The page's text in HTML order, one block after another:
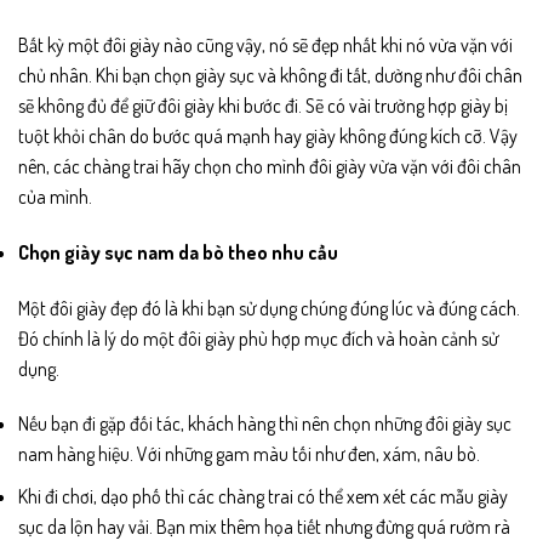
Bất kỳ một đôi giày nào cũng vậy, nó sẽ đẹp nhất khi nó vừa vặn với
chủ nhân. Khi bạn chọn giày sục và không đi tất, dường như đôi chân
sẽ không đủ để giữ đôi giày khi bước đi. Sẽ có vài trường hợp giày bị
tuột khỏi chân do bước quá mạnh hay giày không đúng kích cỡ. Vậy
nên, các chàng trai hãy chọn cho mình đôi giày vừa vặn với đôi chân
của mình.
Chọn giày sục nam da bò theo nhu cầu
Một đôi giày đẹp đó là khi bạn sử dụng chúng đúng lúc và đúng cách.
Đó chính là lý do một đôi giày phù hợp mục đích và hoàn cảnh sử
dụng.
Nếu bạn đi gặp đối tác, khách hàng thì nên chọn những đôi giày sục
nam hàng hiệu. Với những gam màu tối như đen, xám, nâu bò.
Khi đi chơi, dạo phố thì các chàng trai có thể xem xét các mẫu giày
sục da lộn hay vải. Bạn mix thêm họa tiết nhưng đừng quá rườm rà